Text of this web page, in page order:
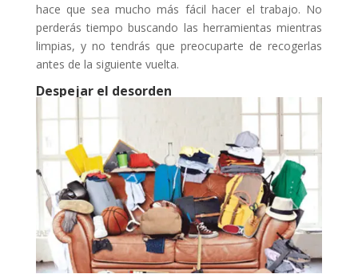
hace que sea mucho más fácil hacer el trabajo. No
perderás tiempo buscando las herramientas mientras
limpias, y no tendrás que preocuparte de recogerlas
antes de la siguiente vuelta.
Despejar el desorden